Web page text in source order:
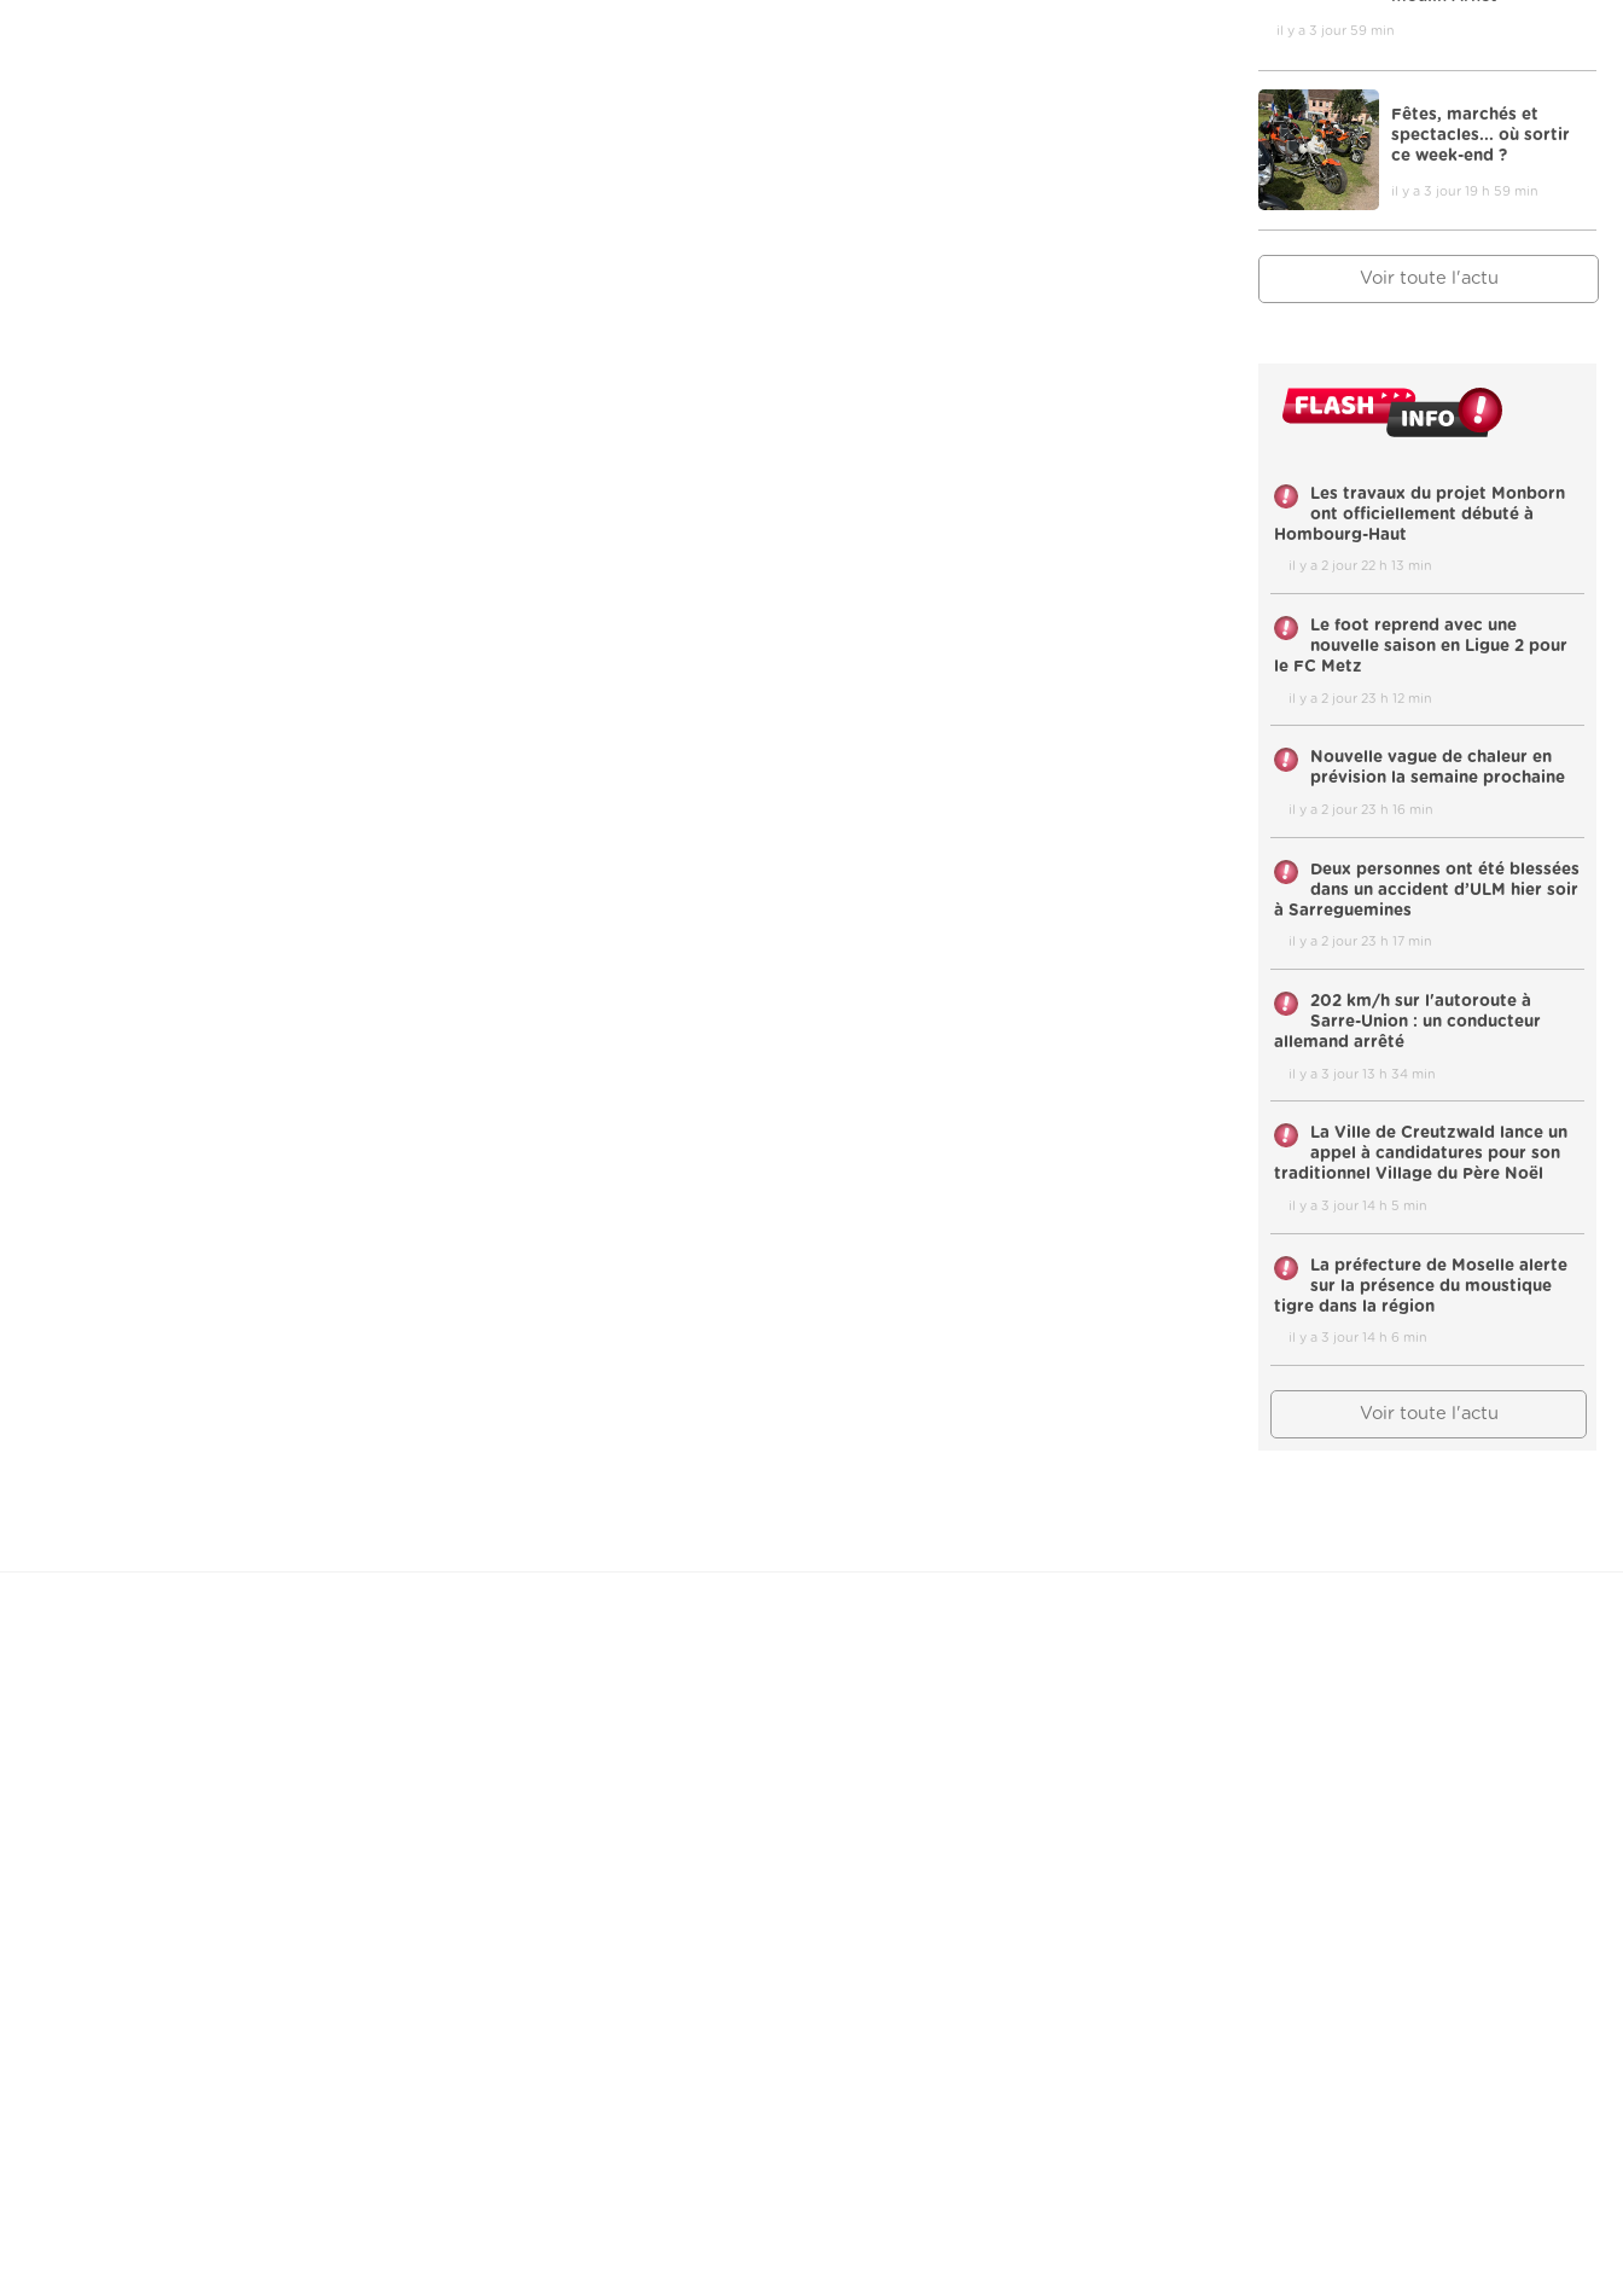
il y a 3 jour 59 min
Fêtes, marchés et
spectacles... où sortir
ce week-end ?
il y a 3 jour 19 h 59 min
Voir toute l'actu
Les travaux du projet Monborn
ont officiellement débuté à
Hombourg-Haut
il y a 2 jour 22 h 13 min
Le foot reprend avec une
nouvelle saison en Ligue 2 pour
le FC Metz
il y a 2 jour 23 h 12 min
Nouvelle vague de chaleur en
prévision la semaine prochaine
il y a 2 jour 23 h 16 min
Deux personnes ont été blessées
dans un accident d’ULM hier soir
à Sarreguemines
il y a 2 jour 23 h 17 min
202 km/h sur l'autoroute à
Sarre-Union : un conducteur
allemand arrêté
il y a 3 jour 13 h 34 min
La Ville de Creutzwald lance un
appel à candidatures pour son
traditionnel Village du Père Noël
il y a 3 jour 14 h 5 min
La préfecture de Moselle alerte
sur la présence du moustique
tigre dans la région
il y a 3 jour 14 h 6 min
Voir toute l'actu